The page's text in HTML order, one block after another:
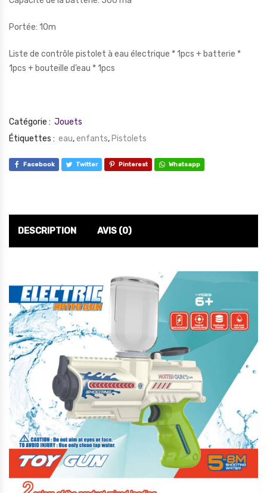
Portée: 10m
Liste de contrôle pistolet à eau électrique * 1pcs + batterie *
1pcs + bouteille d’eau * 1pcs
Catégorie : Jouets
Étiquettes : eau,enfants, Pistolets
Facebook Twitter Pinterest Whatsapp
DESCRIPTION AVIS (0)